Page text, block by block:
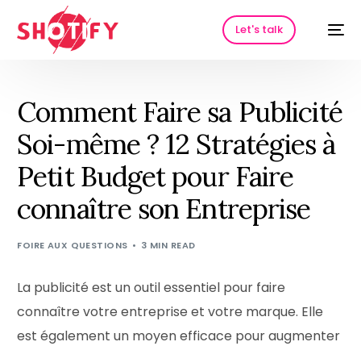
Let's talk
Comment Faire sa Publicité
Soi-même ? 12 Stratégies à
Petit Budget pour Faire
connaître son Entreprise
FOIRE AUX QUESTIONS 3 MIN READ
La publicité est un outil essentiel pour faire
connaître votre entreprise et votre marque. Elle
est également un moyen efficace pour augmenter